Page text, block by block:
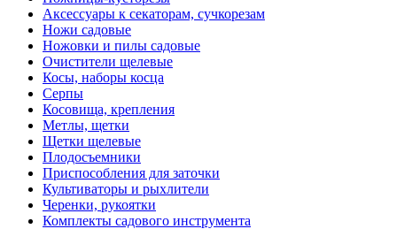
Аксессуары к секаторам, сучкорезам
Ножи садовые
Ножовки и пилы садовые
Очистители щелевые
Косы, наборы косца
Серпы
Косовища, крепления
Метлы, щетки
Щетки щелевые
Плодосъемники
Приспособления для заточки
Культиваторы и рыхлители
Черенки, рукоятки
Комплекты садового инструмента